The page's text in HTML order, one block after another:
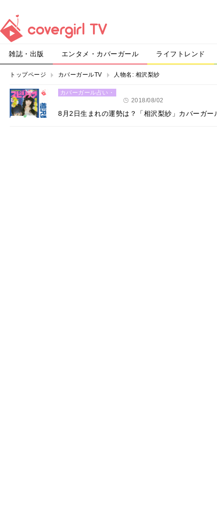
雑誌・出版 エンタメ・カバーガール ライフトレンド
トップページ カバーガールTV 人物名: 相沢梨紗
カバーガール占い・
2018/08/02
8月2日生まれの運勢は？「相沢梨紗」カバーガー